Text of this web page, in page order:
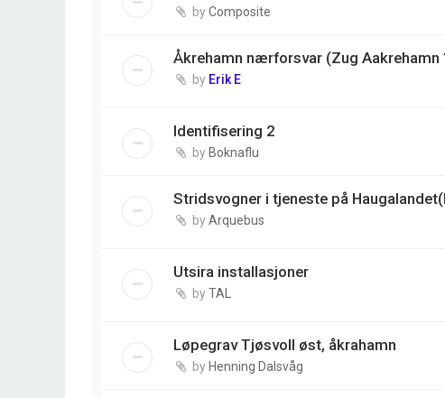
byComposite
Åkrehamn nærforsvar (Zug Aakrehamn
by Erik E
Identifisering 2
by Boknaflu
Stridsvogner i tjeneste på
byArquebus
Utsira installasjoner
byTAL
Løpegrav Tjøsvoll øst, åkrahamn
by Henning Dalsvåg